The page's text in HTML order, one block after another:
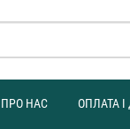
ПРО НАС ОПЛАТА